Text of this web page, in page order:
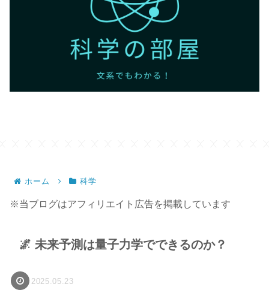
ホーム 科学
※当ブログはアフィリエイト広告を掲載しています
🌌 未来予測は量子力学でできるのか？
2025.05.23